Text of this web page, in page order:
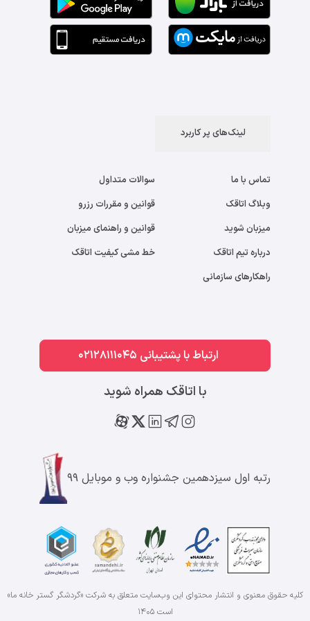
لینک‌های پر کاربرد
تماس با ما
وبلاگ اتاقک
میزبان شوید
درباره تیم اتاقک
راهکارهای سازمانی
سوالات متداول
قوانین و مقررات رزرو
قوانین و راهنمای میزبان
خط مشی کیفیت اتاقک
ارتباط با پشتیبانی 02128111045
با اتاقک همراه شوید
رتبه اول سیزدهمین جشنواره وب و موبایل ۹۹
کلیه حقوق معنوی و انتشار محتوای این وب‌سایت متعلق به شرکت «گردشگر گستر خانه ما»
است۱۴۰۵